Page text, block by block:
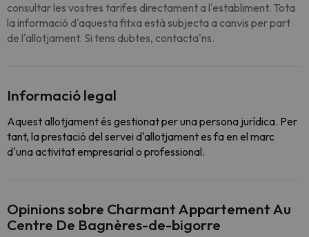
consultar les vostres tarifes directament a l'establiment. Tota
la informació d'aquesta fitxa està subjecta a canvis per part
de l'allotjament. Si tens dubtes, contacta'ns.
Informació legal
Aquest allotjament és gestionat per una persona jurídica. Per
tant, la prestació del servei d'allotjament es fa en el marc
d'una activitat empresarial o professional.
Opinions sobre Charmant Appartement Au
Centre De Bagnères-de-bigorre